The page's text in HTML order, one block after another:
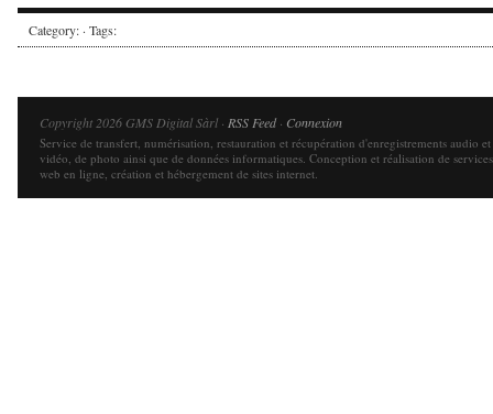
Category: · Tags:
Copyright 2026 GMS Digital Sàrl · RSS Feed· Connexion
Service de transfert, numérisation, restauration et récupération d'enregistrements audio et
vidéo, de photo ainsi que de données informatiques. Conception et réalisation de services
web en ligne, création et hébergement de sites internet.